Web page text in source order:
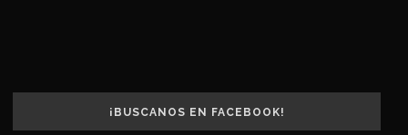
¡BUSCANOS EN FACEBOOK!